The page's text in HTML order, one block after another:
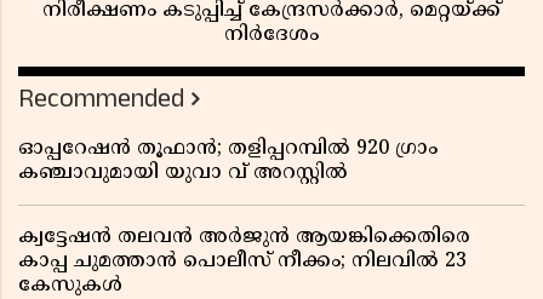
നിരീക്ഷണം കടുപ്പിച്ച് കേന്ദ്രസർക്കാർ, മെറ്റയ്ക്ക്
നിർദേശം
Recommended
ഓപ്പറേഷൻ തൂഫാൻ; തളിപ്പറമ്പിൽ 920 ഗ്രാം
കഞ്ചാവുമായി യുവാ വ് അറസ്റ്റിൽ
ക്വട്ടേഷൻ തലവൻ അർജുൻ ആയങ്കിക്കെതിരെ
കാപ്പ ചുമത്താൻ പൊലീസ് നീക്കം; നിലവിൽ 23
കേസുകൾ